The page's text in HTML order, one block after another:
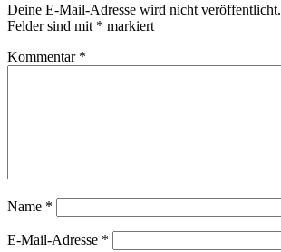
Deine E-Mail-Adresse wird nicht veröffentlicht.
Felder sind mit * markiert
Kommentar *
Name *
E-Mail-Adresse *